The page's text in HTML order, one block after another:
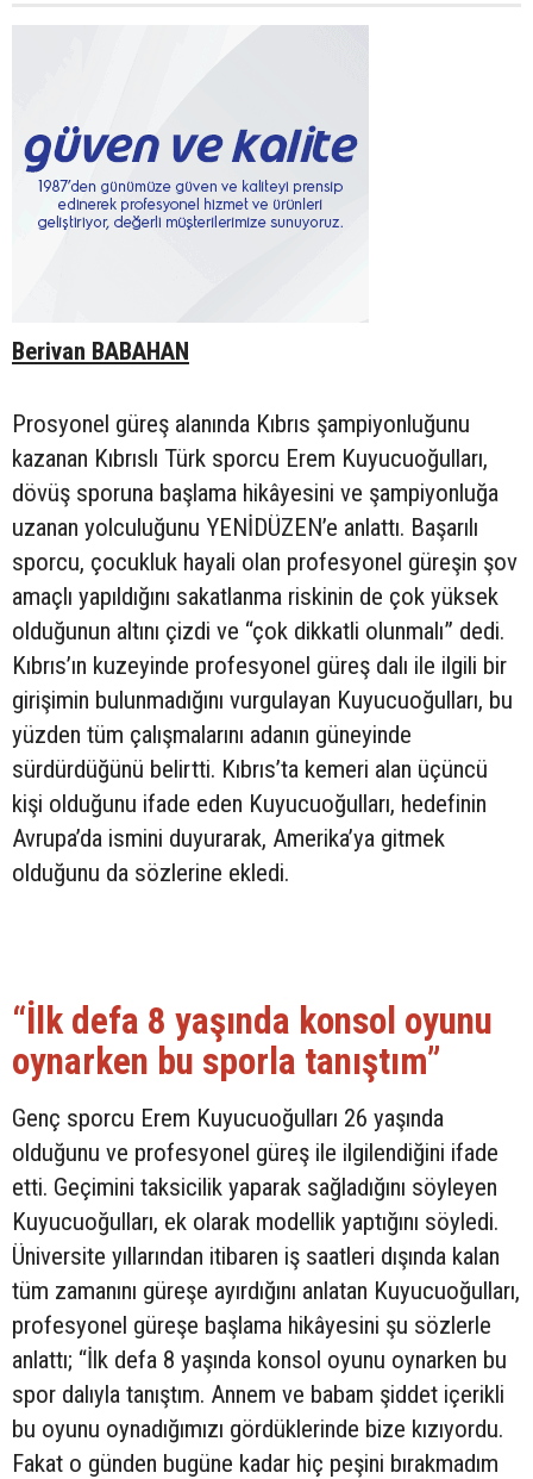
Berivan BABAHAN
Prosyonel güreş alanında Kıbrıs şampiyonluğunu
kazanan Kıbrıslı Türk sporcu Erem Kuyucuoğulları,
dövüş sporuna başlama hikâyesini ve şampiyonluğa
uzanan yolculuğunu YENİDÜZEN’e anlattı. Başarılı
sporcu, çocukluk hayali olan profesyonel güreşin şov
amaçlı yapıldığını sakatlanma riskinin de çok yüksek
olduğunun altını çizdi ve “çok dikkatli olunmalı” dedi.
Kıbrıs’ın kuzeyinde profesyonel güreş dalı ile ilgili bir
girişimin bulunmadığını vurgulayan Kuyucuoğulları, bu
yüzden tüm çalışmalarını adanın güneyinde
sürdürdüğünü belirtti. Kıbrıs’ta kemeri alan üçüncü
kişi olduğunu ifade eden Kuyucuoğulları, hedefinin
Avrupa’da ismini duyurarak, Amerika’ya gitmek
olduğunu da sözlerine ekledi.
“İlk defa 8 yaşında konsol oyunu
oynarken bu sporla tanıştım”
Genç sporcu Erem Kuyucuoğulları 26 yaşında
olduğunu ve profesyonel güreş ile ilgilendiğini ifade
etti. Geçimini taksicilik yaparak sağladığını söyleyen
Kuyucuoğulları, ek olarak modellik yaptığını söyledi.
Üniversite yıllarından itibaren iş saatleri dışında kalan
tüm zamanını güreşe ayırdığını anlatan Kuyucuoğulları,
profesyonel güreşe başlama hikâyesini şu sözlerle
anlattı; “İlk defa 8 yaşında konsol oyunu oynarken bu
spor dalıyla tanıştım. Annem ve babam şiddet içerikli
bu oyunu oynadığımızı gördüklerinde bize kızıyordu.
Fakat o günden bugüne kadar hiç peşini bırakmadım